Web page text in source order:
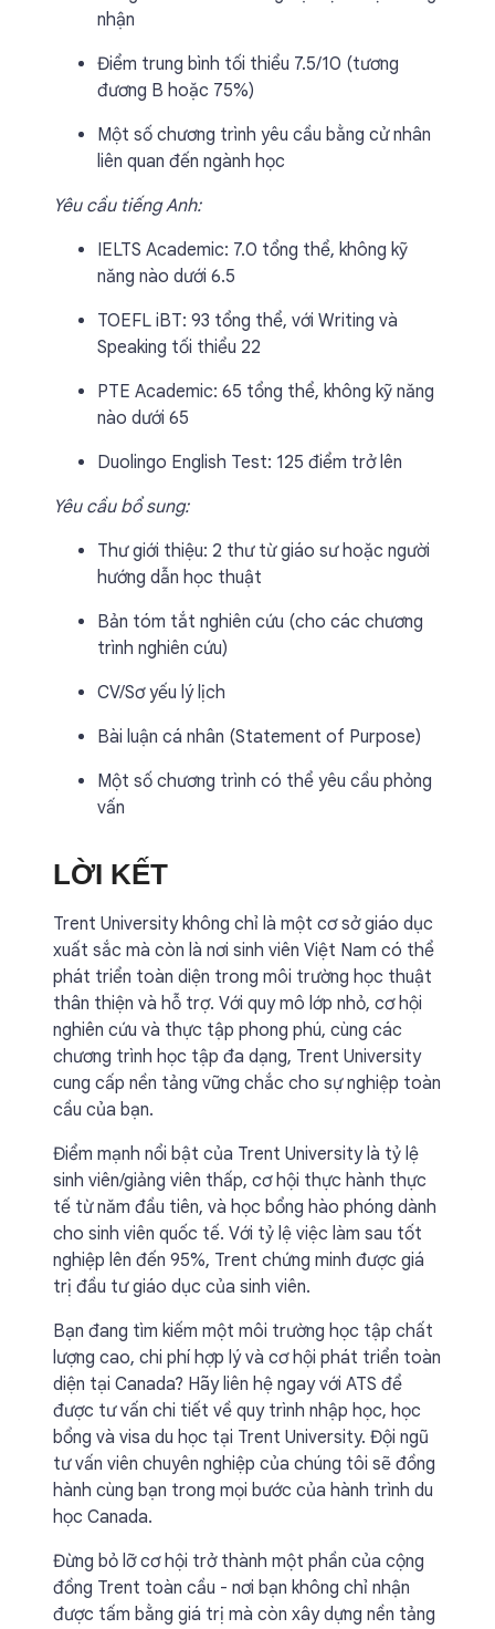
nhận
Điểm trung bình tối thiểu 7.5/10 (tương
đương B hoặc 75%)
Một số chương trình yêu cầu bằng cử nhân
liên quan đến ngành học
Yêu cầu tiếng Anh:
IELTS Academic: 7.0 tổng thể, không kỹ
năng nào dưới 6.5
TOEFL iBT: 93 tổng thể, với Writing và
Speaking tối thiểu 22
PTE Academic: 65 tổng thể, không kỹ năng
nào dưới 65
Duolingo English Test: 125 điểm trở lên
Yêu cầu bổ sung:
Thư giới thiệu: 2 thư từ giáo sư hoặc người
hướng dẫn học thuật
Bản tóm tắt nghiên cứu (cho các chương
trình nghiên cứu)
CV/Sơ yếu lý lịch
Bài luận cá nhân (Statement of Purpose)
Một số chương trình có thể yêu cầu phỏng
vấn
LỜI KẾT
Trent University không chỉ là một cơ sở giáo dục
xuất sắc mà còn là nơi sinh viên Việt Nam có thể
phát triển toàn diện trong môi trường học thuật
thân thiện và hỗ trợ. Với quy mô lớp nhỏ, cơ hội
nghiên cứu và thực tập phong phú, cùng các
chương trình học tập đa dạng, Trent University
cung cấp nền tảng vững chắc cho sự nghiệp toàn
cầu của bạn.
Điểm mạnh nổi bật của Trent University là tỷ lệ
sinh viên/giảng viên thấp, cơ hội thực hành thực
tế từ năm đầu tiên, và học bổng hào phóng dành
cho sinh viên quốc tế. Với tỷ lệ việc làm sau tốt
nghiệp lên đến 95%, Trent chứng minh được giá
trị đầu tư giáo dục của sinh viên.
Bạn đang tìm kiếm một môi trường học tập chất
lượng cao, chi phí hợp lý và cơ hội phát triển toàn
diện tại Canada? Hãy liên hệ ngay với ATS để
được tư vấn chi tiết về quy trình nhập học, học
bổng và visa du học tại Trent University. Đội ngũ
tư vấn viên chuyên nghiệp của chúng tôi sẽ đồng
hành cùng bạn trong mọi bước của hành trình du
học Canada.
Đừng bỏ lỡ cơ hội trở thành một phần của cộng
đồng Trent toàn cầu - nơi bạn không chỉ nhận
được tấm bằng giá trị mà còn xây dựng nền tảng